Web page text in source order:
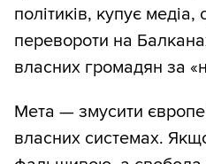
політиків, купує медіа,
перевороти на
власних громадян за
Мета — змусити
власних системах.